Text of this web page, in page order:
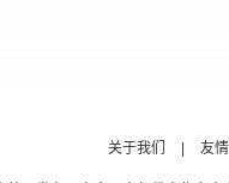
关于我们 友